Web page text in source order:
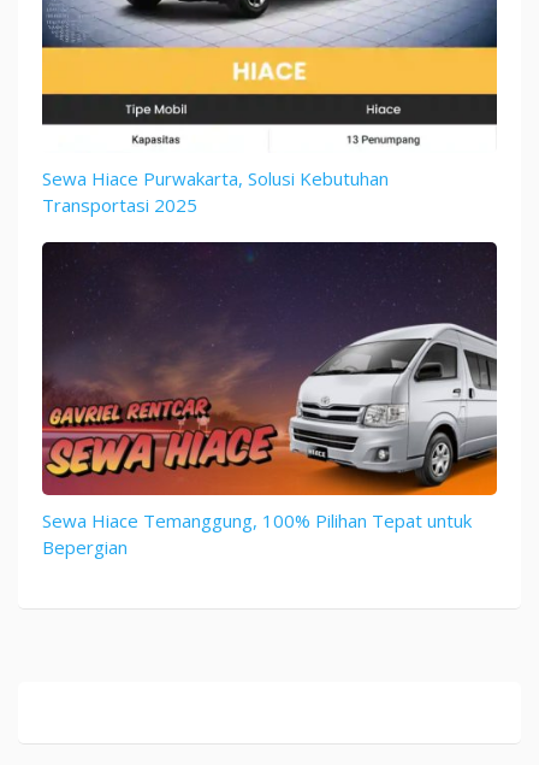
Sewa Hiace Purwakarta, Solusi Kebutuhan
Transportasi 2025
Sewa Hiace Temanggung, 100% Pilihan Tepat untuk
Bepergian